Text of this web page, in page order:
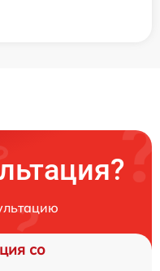
со